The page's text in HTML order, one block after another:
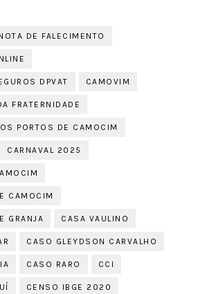
DE FALECIMENTO
DPVAT CAMOVIM
FRATERNIDADE
PORTOS DE CAMOCIM
CARNAVAL 2025
CAMOCIM
GRANJA CASA VAULINO
CASO GLEYDSON CARVALHO
CASO RARO CCI
CENSO IBGE 2020